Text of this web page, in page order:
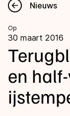
Nieuws
Kalender
Marathon
Uitslagen
Nieuws
Op
30 maart 2016
en